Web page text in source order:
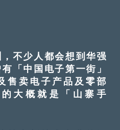
少人都会想到华强
「中国电子第一街」
售卖电子产品及零部
大概就是「山寨手